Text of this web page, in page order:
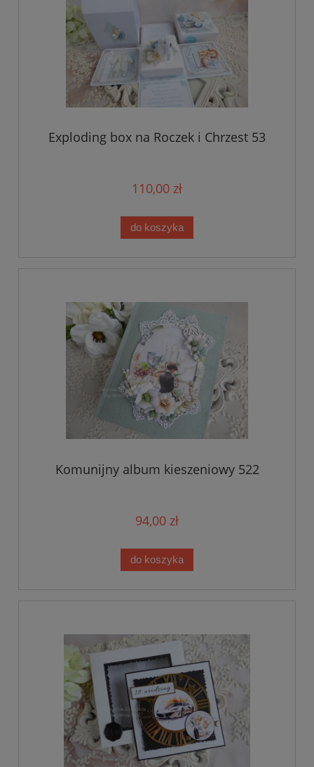
Exploding box na Roczek i Chrzest 53
110,00 zł
do koszyka
Komunijny album kieszeniowy 522
94,00 zł
do koszyka